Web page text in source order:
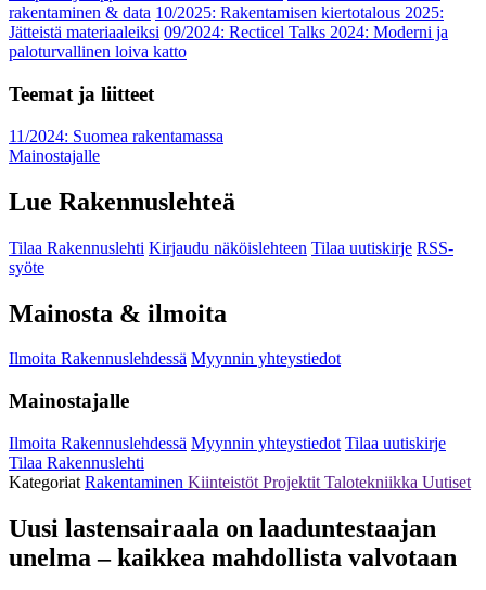
rakentaminen & data 10/2025: Rakentamisen kiertotalous 2025:
Jätteistä materiaaleiksi 09/2024: Recticel Talks 2024: Moderni ja
paloturvallinen loiva katto
Teemat ja liitteet
11/2024: Suomea rakentamassa
Mainostajalle
Lue Rakennuslehteä
Tilaa Rakennuslehti Kirjaudu näköislehteen Tilaa uutiskirje RSS-
syöte
Mainosta & ilmoita
Ilmoita Rakennuslehdessä Myynnin yhteystiedot
Mainostajalle
Ilmoita Rakennuslehdessä Myynnin yhteystiedot Tilaa uutiskirje
Tilaa Rakennuslehti
Kategoriat Rakentaminen Kiinteistöt Projektit Talotekniikka Uutiset
Uusi lastensairaala on laaduntestaajan
unelma – kaikkea mahdollista valvotaan